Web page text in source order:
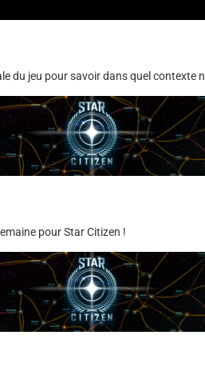
du jeu pour savoir dans quel contexte
pour Star Citizen !